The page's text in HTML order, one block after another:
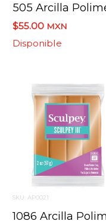
$55.00 MXN
Disponible
SKU: AP0021